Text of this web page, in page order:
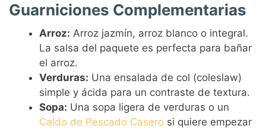
Guarniciones Complementarias
Arroz: Arroz jazmín, arroz blanco o integral.
La salsa del paquete es perfecta para bañar
el arroz.
Verduras: Una ensalada de col (coleslaw)
simple y ácida para un contraste de textura.
Sopa: Una sopa ligera de verduras o un
Caldo de Pescado Casero si quiere empezar